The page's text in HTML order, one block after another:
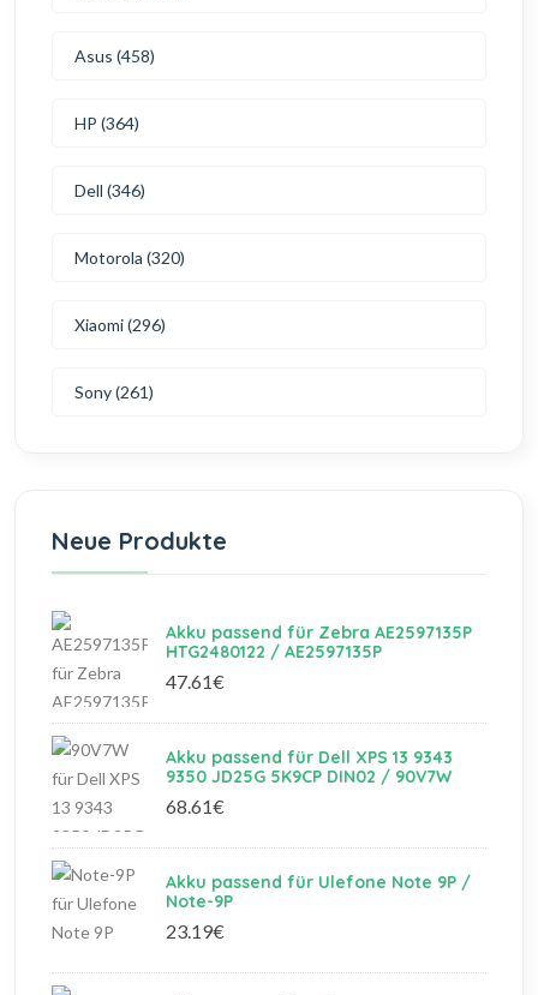
Asus (458)
HP (364)
Dell (346)
Motorola (320)
Xiaomi (296)
Sony (261)
Neue Produkte
Akku passend für Zebra AE2597135P
HTG2480122 / AE2597135P
47.61€
Akku passend für Dell XPS 13 9343
9350 JD25G 5K9CP DIN02 / 90V7W
68.61€
Akku passend für Ulefone Note 9P /
Note-9P
23.19€